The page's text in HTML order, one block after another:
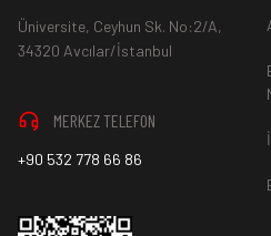
*İade ve Değişim sürecinde
Ürün mağazamıza ulaştıktan
hesaba ya da Kredi Kartına
durumlar ilgili bankanız ile
Üniversite, Ceyhun Sk. No:2/A,
34320 Avcılar/İstanbul
MERKEZ TELEFON
+90 532 778 66 86